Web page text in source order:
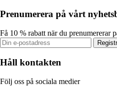
Prenumerera på vårt
Få 10 % rabatt när du prenumererar
Håll kontakten
Följ oss på sociala medier